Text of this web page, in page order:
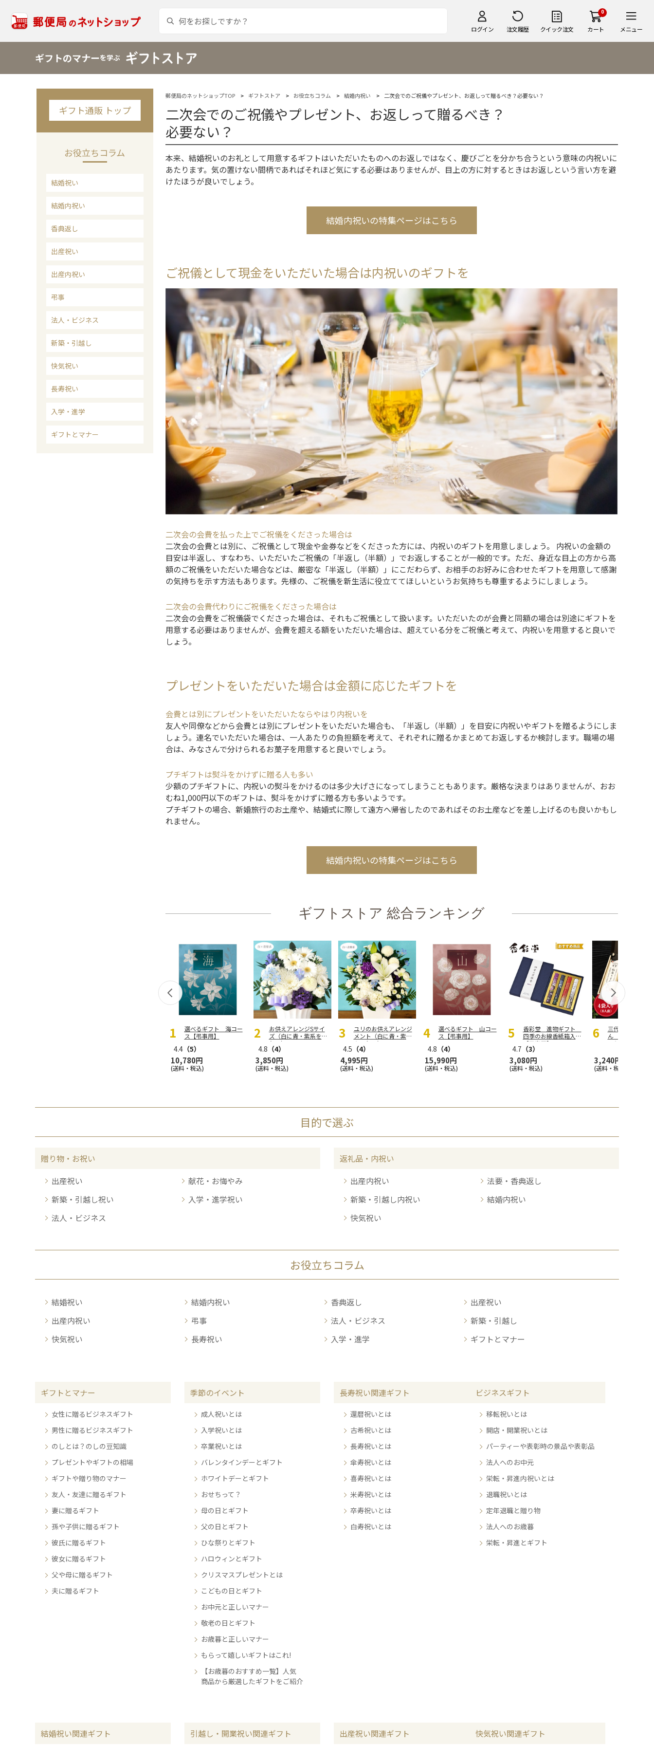
ログイン 注文履歴 クイック注文
0
カート メニュー
ギフトのマナーを学ぶ
ギフト通販 トップ
お役立ちコラム
結婚祝い
結婚内祝い
香典返し
出産祝い
出産内祝い
弔事
法人・ビジネス
新築・引越し
快気祝い
長寿祝い
入学・進学
ギフトとマナー
郵便局のネットショップTOP ギフトストア お役立ちコラム 結婚内祝い 二次会でのご祝儀やプレゼント、お返しって贈るべき？必要ない？
二次会でのご祝儀やプレゼント、お返しって贈るべき？
必要ない？
本来、結婚祝いのお礼として用意するギフトはいただいたものへのお返しではなく、慶びごとを分かち合うという意味の内祝いに
あたります。気の置けない間柄であればそれほど気にする必要はありませんが、目上の方に対するときはお返しという言い方を避
けたほうが良いでしょう。
結婚内祝いの特集ページはこちら
ご祝儀として現金をいただいた場合は内祝いのギフトを
二次会の会費を払った上でご祝儀をくださった場合は
二次会の会費とは別に、ご祝儀として現金や金券などをくださった方には、内祝いのギフトを用意しましょう。 内祝いの金額の
目安は半返し、すなわち、いただいたご祝儀の「半返し（半額）」でお返しすることが一般的です。ただ、身近な目上の方から高
額のご祝儀をいただいた場合などは、厳密な「半返し（半額）」にこだわらず、お相手のお好みに合わせたギフトを用意して感謝
の気持ちを示す方法もあります。先様の、ご祝儀を新生活に役立ててほしいというお気持ちも尊重するようにしましょう。
二次会の会費代わりにご祝儀をくださった場合は
二次会の会費をご祝儀袋でくださった場合は、それもご祝儀として扱います。いただいたのが会費と同額の場合は別途にギフトを
用意する必要はありませんが、会費を超える額をいただいた場合は、超えている分をご祝儀と考えて、内祝いを用意すると良いで
しょう。
プレゼントをいただいた場合は金額に応じたギフトを
会費とは別にプレゼントをいただいたならやはり内祝いを
友人や同僚などから会費とは別にプレゼントをいただいた場合も、「半返し（半額）」を目安に内祝いやギフトを贈るようにしま
しょう。連名でいただいた場合は、一人あたりの負担額を考えて、それぞれに贈るかまとめてお返しするか検討します。職場の場
合は、みなさんで分けられるお菓子を用意すると良いでしょう。
プチギフトは熨斗をかけずに贈る人も多い
少額のプチギフトに、内祝いの熨斗をかけるのは多少大げさになってしまうこともあります。厳格な決まりはありませんが、おお
むね1,000円以下のギフトは、熨斗をかけずに贈る方も多いようです。
プチギフトの場合、新婚旅行のお土産や、結婚式に際して遠方へ帰省したのであればそのお土産などを差し上げるのも良いかもし
れません。
結婚内祝いの特集ページはこちら
ギフトストア 総合ランキング
選べるギフト 海コー
ス【弔事用】
4.4（5）
10,780円
(送料・税込)
お供えアレンジSサイ
ズ（白に青・紫系を入
れて）
4.8 （4）
3,850円
(送料・税込)
ユリのお供えアレンジ
メント（白に青・紫系
を入れて）
4.5 （4）
4,995円
(送料・税込)
選べるギフト 山コー
ス【弔事用】
4.8 （4）
15,990円
(送料・税込)
香彩堂 進物ギフト
四季のお線香紙箱入
【弔事用】
4.7 （3）
3,080円
(送料・税込)
三代目秀吉 稲庭
ん 贈答
入り(8人前)
3,240円
(送料・税込)
目的で選ぶ
贈り物・お祝い
出産祝い
献花・お悔やみ
新築・引越し祝い
入学・進学祝い
法人・ビジネス
返礼品・内祝い
出産内祝い
法要・香典返し
新築・引越し内祝い
結婚内祝い
快気祝い
お役立ちコラム
結婚祝い 結婚内祝い 香典返し
出産祝い
出産内祝い
弔事 法人・ビジネス
新築・引越し
快気祝い
長寿祝い 入学・進学 ギフトとマナー
ギフトとマナー
女性に贈るビジネスギフト
男性に贈るビジネスギフト
のしとは？のしの豆知識
プレゼントやギフトの相場
ギフトや贈り物のマナー
友人・友達に贈るギフト
妻に贈るギフト
孫や子供に贈るギフト
彼氏に贈るギフト
彼女に贈るギフト
父や母に贈るギフト
夫に贈るギフト
季節のイベント
成人祝いとは
入学祝いとは
卒業祝いとは
バレンタインデーとギフト
ホワイトデーとギフト
おせちって？
母の日とギフト
父の日とギフト
ひな祭りとギフト
ハロウィンとギフト
クリスマスプレゼントとは
こどもの日とギフト
お中元と正しいマナー
敬老の日とギフト
お歳暮と正しいマナー
もらって嬉しいギフトはこれ!
【お歳暮のおすすめ一覧】人気
商品から厳選したギフトをご紹介
長寿祝い関連ギフト
還暦祝いとは
古希祝いとは
長寿祝いとは
傘寿祝いとは
喜寿祝いとは
米寿祝いとは
卒寿祝いとは
白寿祝いとは
ビジネスギフト
移転祝いとは
開店・開業祝いとは
パーティーや表彰時の景品や表彰品
法人へのお中元
栄転・昇進内祝いとは
退職祝いとは
定年退職と贈り物
法人へのお歳暮
栄転・昇進とギフト
結婚祝い関連ギフト 引越し・開業祝い関連ギフト 出産祝い関連ギフト 快気祝い関連ギフト